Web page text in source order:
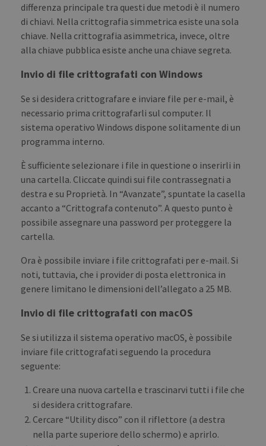
differenza principale tra questi due metodi è il numero
di chiavi. Nella crittografia simmetrica esiste una sola
chiave. Nella crittografia asimmetrica, invece, oltre
alla chiave pubblica esiste anche una chiave segreta.
Invio di file crittografati con Windows
Se si desidera crittografare e inviare file per e-mail, è
necessario prima crittografarli sul computer. Il
sistema operativo Windows dispone solitamente di un
programma interno.
È sufficiente selezionare i file in questione o inserirli in
una cartella. Cliccate quindi sui file contrassegnati a
destra e su Proprietà. In “Avanzate”, spuntate la casella
accanto a “Crittografa contenuto”. A questo punto è
possibile assegnare una password per proteggere la
cartella.
Ora è possibile inviare i file crittografati per e-mail. Si
noti, tuttavia, che i provider di posta elettronica in
genere limitano le dimensioni dell’allegato a 25 MB.
Invio di file crittografati con macOS
Se si utilizza il sistema operativo macOS, è possibile
inviare file crittografati seguendo la procedura
seguente:
Creare una nuova cartella e trascinarvi tutti i file che
si desidera crittografare.
Cercare “Utility disco” con il riflettore (a destra
nella parte superiore dello schermo) e aprirlo.